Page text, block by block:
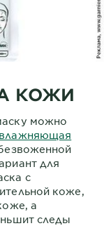
КОЖИ
можно
для
с
коже,
а
следы